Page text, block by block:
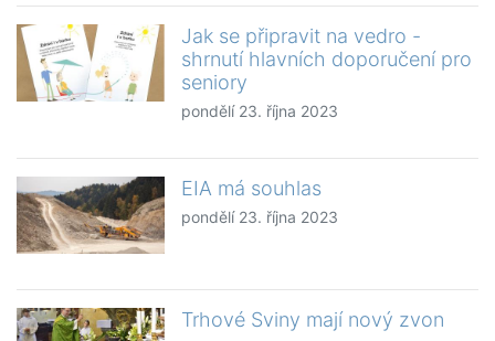
Jak se připravit na vedro -
shrnutí hlavních doporučení pro
seniory
pondělí 23. října 2023
EIA má souhlas
pondělí 23. října 2023
Trhové Sviny mají nový zvon